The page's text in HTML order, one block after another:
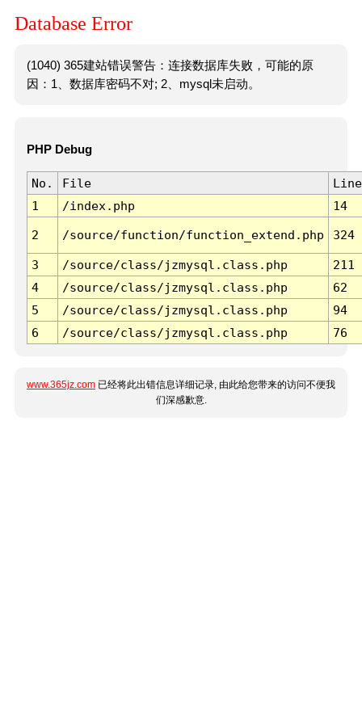
Database Error
(1040) 365建站错误警告：连接数据库失败，可能的原
因：1、数据库密码不对; 2、mysql未启动。
PHP Debug
No. File
Line
1
/index.php 14
2 /source/function/function_extend.php 324
3 /source/class/jzmysql.class.php
211
4
/source/class/jzmysql.class.php
62
5
/source/class/jzmysql.class.php
94
6
/source/class/jzmysql.class.php 76
www.365jz.com 已经将此出错信息详细记录, 由此给您带来的访问不便我
们深感歉意.